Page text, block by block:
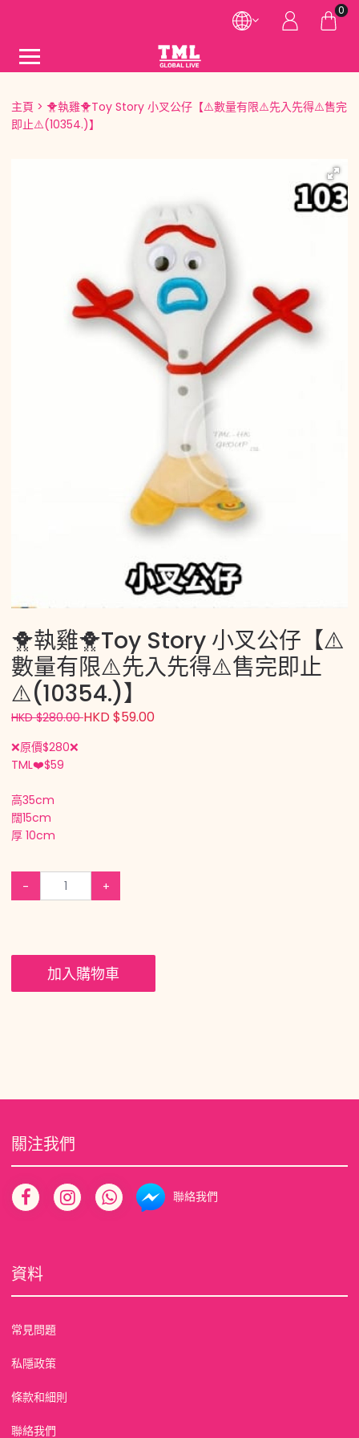
0
主頁
🐥執雞🐥Toy Story 小叉公仔【⚠️數量有限⚠️先入先得⚠️售完
即止⚠️(10354.)】
🐥執雞🐥Toy Story 小叉公仔【⚠️
數量有限⚠️先入先得⚠️售完即止
⚠️(10354.)】
HKD $280.00HKD $59.00
❌原價$280❌
TML❤️$59
高35cm
闊15cm
厚 10cm
- +
加入購物車
關注我們
聯絡我們
資料
常見問題
私隱政策
條款和細則
聯絡我們